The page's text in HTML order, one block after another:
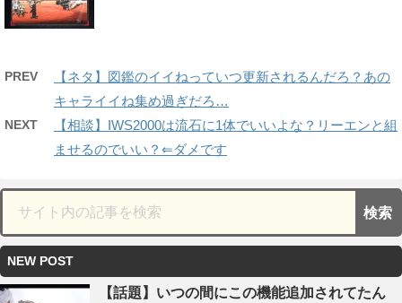
PREV
【ネタ】図鑑のイイねっていつ更新されるんだろ？あの
キャライイね集め過ぎだろ…
NEXT
【相談】IWS2000は流石に1体でいいよな？リーエンと組
ませるのでいい？⇐ダメです
NEW POST
【話題】いつの間にこの機能追加されてたん